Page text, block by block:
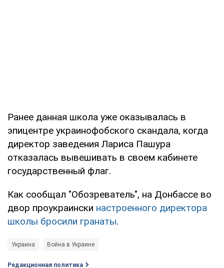
Ранее данная школа уже оказывалась в
эпицентре украинофобского скандала, когда
директор заведения Лариса Пашура
отказалась вывешивать в своем кабинете
государственный флаг.
Как сообщал "Обозреватель", на Донбассе во
двор проукраински настроенного директора
школы бросили гранаты.
Украина Война в Украине
Редакционная политика